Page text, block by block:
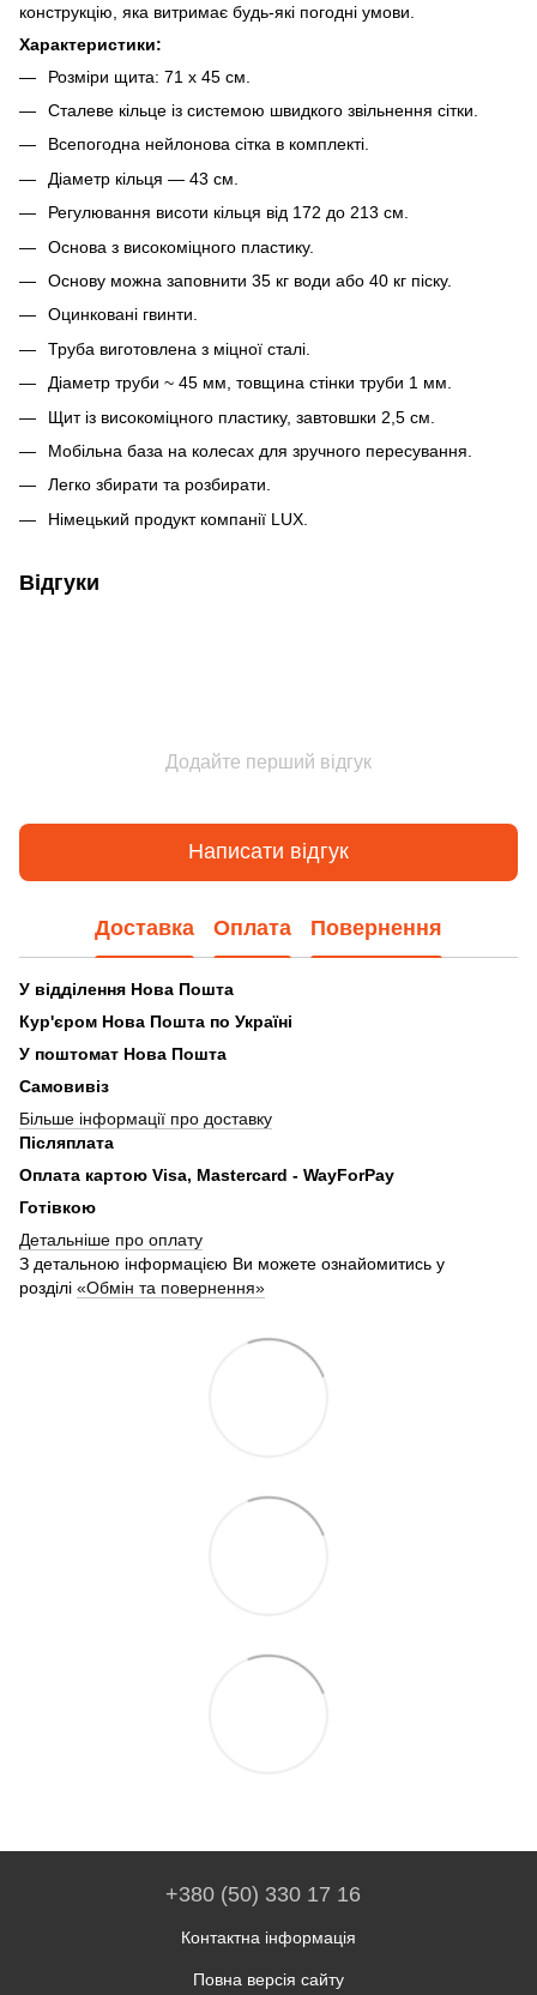
конструкцію, яка витримає будь-які погодні умови.
Характеристики:
Розміри щита: 71 х 45 см.
Сталеве кільце із системою швидкого звільнення сітки.
Всепогодна нейлонова сітка в комплекті.
Діаметр кільця — 43 см.
Регулювання висоти кільця від 172 до 213 см.
Основа з високоміцного пластику.
Основу можна заповнити 35 кг води або 40 кг піску.
Оцинковані гвинти.
Труба виготовлена з міцної сталі.
Діаметр труби ~ 45 мм, товщина стінки труби 1 мм.
Щит із високоміцного пластику, завтовшки 2,5 см.
Мобільна база на колесах для зручного пересування.
Легко збирати та розбирати.
Німецький продукт компанії LUX.
Відгуки
Додайте перший відгук
Написати відгук
Доставка Оплата Повернення
У відділення Нова Пошта
Кур'єром Нова Пошта по Україні
У поштомат Нова Пошта
Самовивіз
Більше інформації про доставку
Післяплата
Оплата картою Visa, Mastercard - WayForPay
Готівкою
Детальніше про оплату
З детальною інформацією Ви можете ознайомитись у
розділі «Обмін та повернення»
+380 (50) 330 17 16
Контактна інформація
Повна версія сайту